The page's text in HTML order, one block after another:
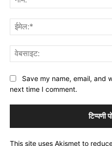
Save my name, email, and
next time I comment.
This site uses Akismet to